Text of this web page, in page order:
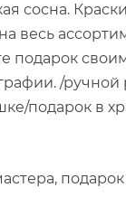
сосна.
/
подарок в
подарок